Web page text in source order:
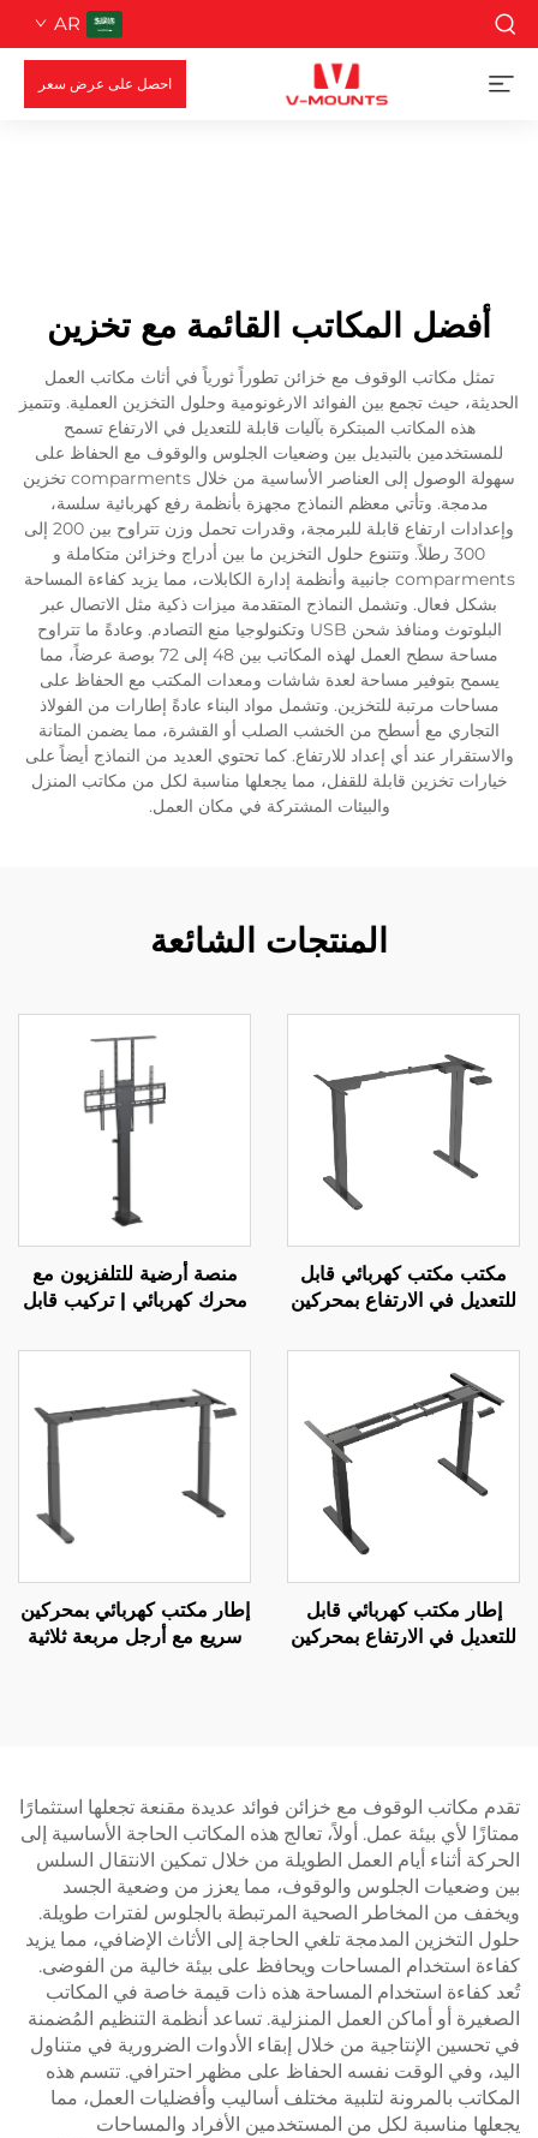
AR
احصل على عرض سعر
أفضل المكاتب القائمة مع تخزين
تمثل مكاتب الوقوف مع خزائن تطوراً ثورياً في أثاث مكاتب العمل
الحديثة، حيث تجمع بين الفوائد الارغونومية وحلول التخزين العملية. وتتميز
هذه المكاتب المبتكرة بآليات قابلة للتعديل في الارتفاع تسمح
للمستخدمين بالتبديل بين وضعيات الجلوس والوقوف مع الحفاظ على
سهولة الوصول إلى العناصر الأساسية من خلال comparments تخزين
مدمجة. وتأتي معظم النماذج مجهزة بأنظمة رفع كهربائية سلسة،
وإعدادات ارتفاع قابلة للبرمجة، وقدرات تحمل وزن تتراوح بين 200 إلى
300 رطلاً. وتتنوع حلول التخزين ما بين أدراج وخزائن متكاملة و
comparments جانبية وأنظمة إدارة الكابلات، مما يزيد كفاءة المساحة
بشكل فعال. وتشمل النماذج المتقدمة ميزات ذكية مثل الاتصال عبر
البلوتوث ومنافذ شحن USB وتكنولوجيا منع التصادم. وعادةً ما تتراوح
مساحة سطح العمل لهذه المكاتب بين 48 إلى 72 بوصة عرضاً، مما
يسمح بتوفير مساحة لعدة شاشات ومعدات المكتب مع الحفاظ على
مساحات مرتبة للتخزين. وتشمل مواد البناء عادةً إطارات من الفولاذ
التجاري مع أسطح من الخشب الصلب أو القشرة، مما يضمن المتانة
والاستقرار عند أي إعداد للارتفاع. كما تحتوي العديد من النماذج أيضاً على
خيارات تخزين قابلة للقفل، مما يجعلها مناسبة لكل من مكاتب المنزل
والبيئات المشتركة في مكان العمل.
المنتجات الشائعة
مكتب مكتب كهربائي قابل
للتعديل في الارتفاع بمحركين
MOUNTS JSD2-01
منصة أرضية للتلفزيون مع
محرك كهربائي | تركيب قابل
لشاشات بحجم 37-65 بوصة
متعدد المستويات | V-
MOUNTS VM-TC002
إطار مكتب كهربائي قابل
للتعديل في الارتفاع بمحركين
إطار مكتب كهربائي بمحركين
سريع مع أرجل مربعة ثلاثية
تقدم مكاتب الوقوف مع خزائن فوائد عديدة مقنعة تجعلها استثمارًا
ممتازًا لأي بيئة عمل. أولاً، تعالج هذه المكاتب الحاجة الأساسية إلى
الحركة أثناء أيام العمل الطويلة من خلال تمكين الانتقال السلس
بين وضعيات الجلوس والوقوف، مما يعزز من وضعية الجسد
ويخفف من المخاطر الصحية المرتبطة بالجلوس لفترات طويلة.
حلول التخزين المدمجة تلغي الحاجة إلى الأثاث الإضافي، مما يزيد
كفاءة استخدام المساحات ويحافظ على بيئة خالية من الفوضى.
تُعد كفاءة استخدام المساحة هذه ذات قيمة خاصة في المكاتب
الصغيرة أو أماكن العمل المنزلية. تساعد أنظمة التنظيم المُضمنة
في تحسين الإنتاجية من خلال إبقاء الأدوات الضرورية في متناول
اليد، وفي الوقت نفسه الحفاظ على مظهر احترافي. تتسم هذه
المكاتب بالمرونة لتلبية مختلف أساليب وأفضليات العمل، مما
يجعلها مناسبة لكل من المستخدمين الأفراد والمساحات